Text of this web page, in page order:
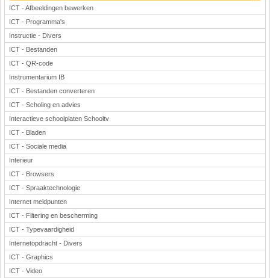
ICT - Afbeeldingen bewerken
ICT - Programma's
Instructie - Divers
ICT - Bestanden
ICT - QR-code
Instrumentarium IB
ICT - Bestanden converteren
ICT - Scholing en advies
Interactieve schoolplaten Schooltv
ICT - Bladen
ICT - Sociale media
Interieur
ICT - Browsers
ICT - Spraaktechnologie
Internet meldpunten
ICT - Filtering en bescherming
ICT - Typevaardigheid
Internetopdracht - Divers
ICT - Graphics
ICT - Video